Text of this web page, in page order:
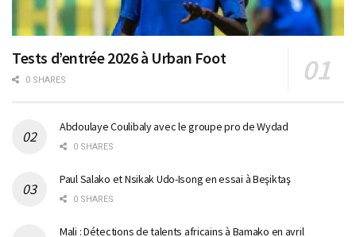
Tests d’entrée 2026 à Urban Foot
0 SHARES
Abdoulaye Coulibaly avec le groupe pro de Wydad
0 SHARES
Paul Salako et Nsikak Udo-Isong en essai à Beşiktaş
0 SHARES
Mali : Détections de talents africains à Bamako en avril